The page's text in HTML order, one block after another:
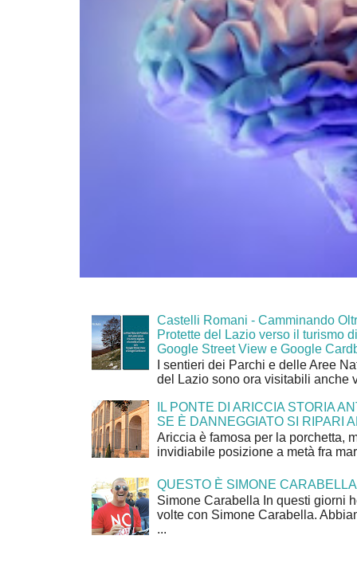
Castelli Romani - Camminando
Protette del Lazio verso il turismo
Google Street View e Google
I sentieri dei Parchi e delle Aree
del Lazio sono ora visitabili anche
IL PONTE DI ARICCIA STORIA
SE È DANNEGGIATO SI RIPARI
Ariccia è famosa per la porchetta,
invidiabile posizione a metà fra
QUESTO È SIMONE CARABELLA
Simone Carabella In questi giorni
volte con Simone Carabella.
...